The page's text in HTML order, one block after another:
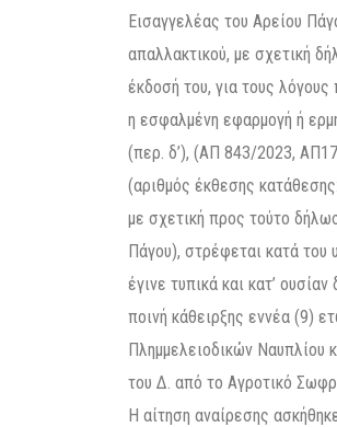
Εισαγγελέας του Αρείου
απαλλακτικού, με σχετική
έκδοσή του, για τους
η εσφαλμένη εφαρμογή ή
(περ. δ’), (ΑΠ 843/2023,
(αριθμός έκθεσης
με σχετική προς τούτο
Πάγου), στρέφεται κατά του
έγινε τυπικά και κατ’
ποινή κάθειρξης εννέα (9)
Πλημμελειοδικών Ναυπλίου
του Δ. από το Αγροτικό
Η αίτηση αναίρεσης